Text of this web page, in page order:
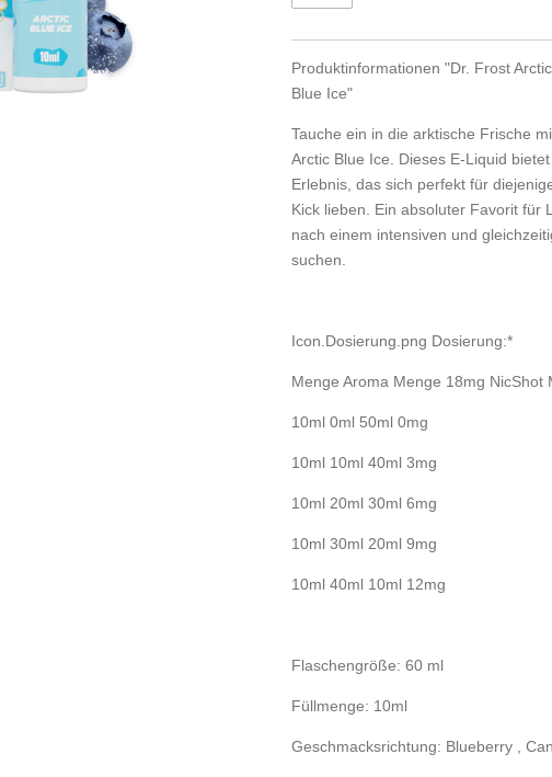
Produktinformationen "Dr. Frost
Blue Ice"
Tauche ein in die arktische Frische
Arctic Blue Ice. Dieses E-Liquid
Erlebnis, das sich perfekt für
Kick lieben. Ein absoluter Favorit für
nach einem intensiven und
suchen.
Icon.Dosierung.png Dosierung:*
Menge Aroma Menge 18mg NicShot
10ml 0ml 50ml 0mg
10ml 10ml 40ml 3mg
10ml 20ml 30ml 6mg
10ml 30ml 20ml 9mg
10ml 40ml 10ml 12mg
Flaschengröße: 60 ml
Füllmenge: 10ml
Geschmacksrichtung: Blueberry ,